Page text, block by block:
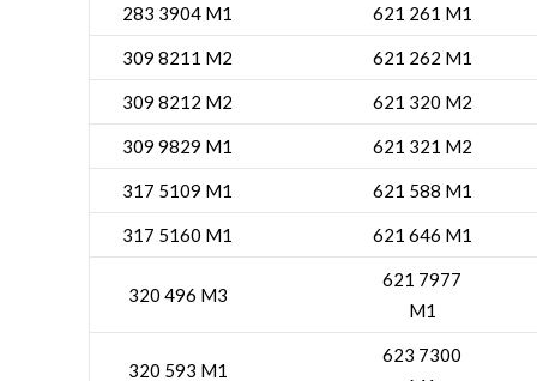
283 3904 M1 621 261 M1
309 8211 M2 621 262 M1
309 8212 M2 621 320 M2
309 9829 M1 621 321 M2
317 5109 M1 621 588 M1
317 5160 M1 621 646 M1
320 496 M3
621 7977
M1
320 593 M1
623 7300